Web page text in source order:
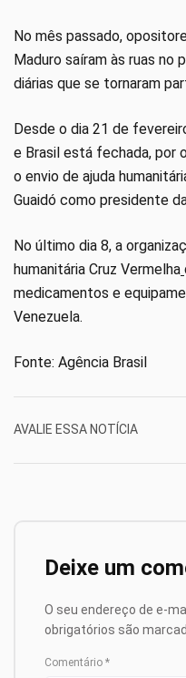
No mês passado,
Maduro saíram às ruas no
diárias que se tornaram
Desde o dia 21 de
e Brasil está fechada, por
o envio de ajuda
Guaidó como presidente
No último dia 8, a
humanitária Cruz Vermelha
medicamentos e
Venezuela.
Fonte: Agência Brasil
AVALIE ESSA NOTÍCIA
Deixe um
O seu endereço de e-
obrigatórios são
Comentário *